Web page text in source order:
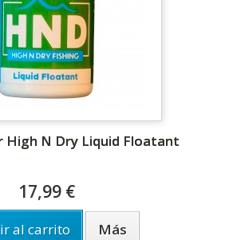
High N Dry Liquid Floatant
17,99 €
al carrito Más